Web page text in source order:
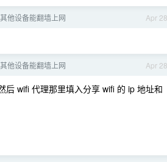
Apr 28
他设备能翻墙上网
Apr 28
他设备能翻墙上网
后 wifi 代理那里填入分享 wifi 的 ip 地址和